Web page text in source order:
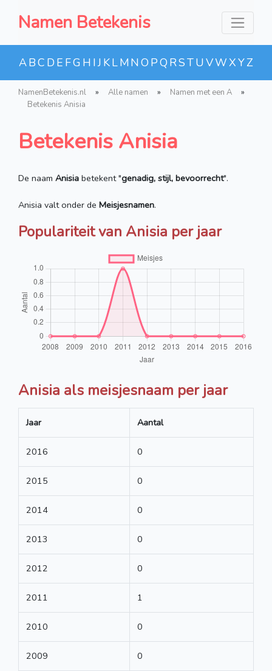
Namen Betekenis
ABC D E FG H IJ KLMNO PQ RSTUVWXYZ
NamenBetekenis.nl » Alle namen » Namen met een A
»
Betekenis Anisia
Betekenis Anisia
De naam Anisia betekent "genadig, stijl, bevoorrecht".
Anisia valt onder de Meisjesnamen.
Populariteit van Anisia per jaar
Anisia als meisjesnaam per jaar
Jaar Aantal
2016 0
2015 0
2014 0
2013 0
2012 0
2011 1
2010 0
2009 0